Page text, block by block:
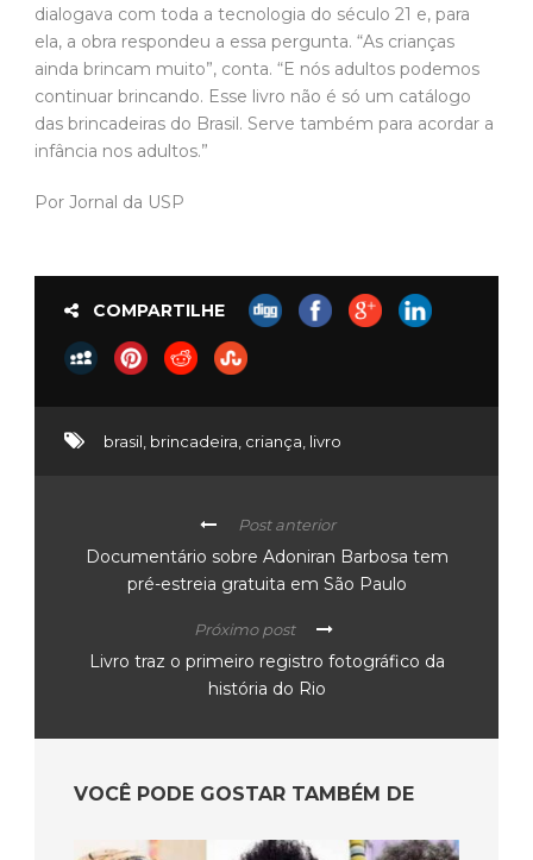
dialogava com toda a tecnologia do século 21 e, para
ela, a obra respondeu a essa pergunta. “As crianças
ainda brincam muito”, conta. “E nós adultos podemos
continuar brincando. Esse livro não é só um catálogo
das brincadeiras do Brasil. Serve também para acordar a
infância nos adultos.”
Por Jornal da USP
COMPARTILHE
brasil, brincadeira, criança, livro
Post anterior
Documentário sobre Adoniran Barbosa tem
pré-estreia gratuita em São Paulo
Próximo post
Livro traz o primeiro registro fotográfico da
história do Rio
VOCÊ PODE GOSTAR TAMBÉM DE